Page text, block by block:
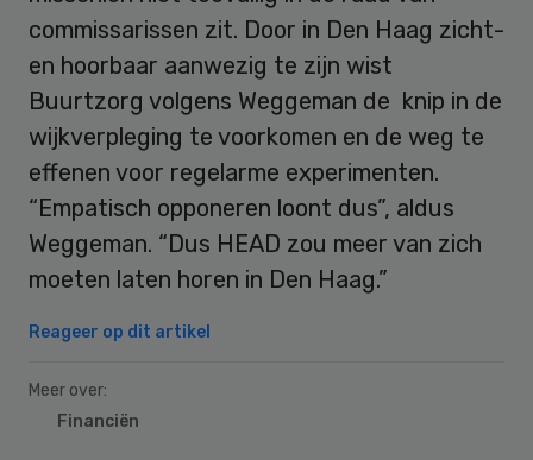
commissarissen zit. Door in Den Haag zicht-
en hoorbaar aanwezig te zijn wist
Buurtzorg volgens Weggeman de knip in de
wijkverpleging te voorkomen en de weg te
effenen voor regelarme experimenten.
“Empatisch opponeren loont dus”, aldus
Weggeman. “Dus HEAD zou meer van zich
moeten laten horen in Den Haag.”
Reageer op dit artikel
Meer over:
Financiën